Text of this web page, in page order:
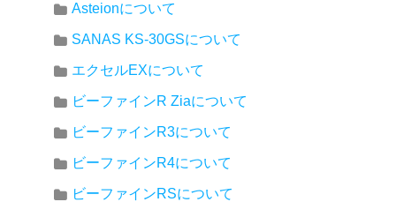
Asteionについて
SANAS KS-30GSについて
エクセルEXについて
ビーファインR Ziaについて
ビーファインR3について
ビーファインR4について
ビーファインRSについて